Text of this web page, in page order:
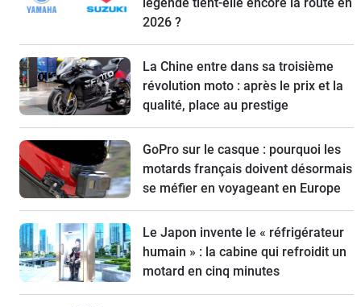
2026 ?
La Chine entre dans sa troisième
révolution moto : après le prix et la
qualité, place au prestige
GoPro sur le casque : pourquoi les
motards français doivent désormais
se méfier en voyageant en Europe
Le Japon invente le « réfrigérateur
humain » : la cabine qui refroidit un
motard en cinq minutes